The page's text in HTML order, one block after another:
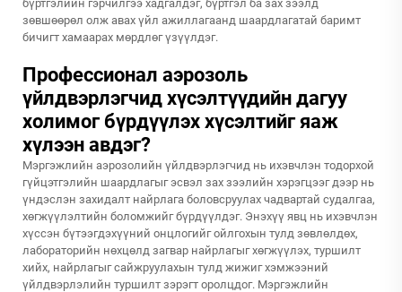
бүртгэлийн гэрчилгээ хадгалдэг, бүртгэл ба зах зээлд
зөвшөөрөл олж авах үйл ажиллагаанд шаардлагатай баримт
бичигт хамаарах мөрдлөг үзүүлдэг.
Профессионал аэрозоль
үйлдвэрлэгчид хүсэлтүүдийн дагуу
холимог бүрдүүлэх хүсэлтийг яаж
хүлээн авдэг?
Мэргэжлийн аэрозолийн үйлдвэрлэгчид нь ихэвчлэн тодорхой
гүйцэтгэлийн шаардлагыг эсвэл зах зээлийн хэрэгцээг дээр нь
үндэслэн захидалт найрлага боловсруулах чадвартай судалгаа,
хөгжүүлэлтийн боломжийг бүрдүүлдэг. Энэхүү явц нь ихэвчлэн
хүссэн бүтээгдэхүүний онцлогийг ойлгохын тулд зөвлөлдөх,
лабораторийн нөхцөлд загвар найрлагыг хөгжүүлэх, туршилт
хийх, найрлагыг сайжруулахын тулд жижиг хэмжээний
үйлдвэрлэлийн туршилт зэрэгт оролцдог. Мэргэжлийн